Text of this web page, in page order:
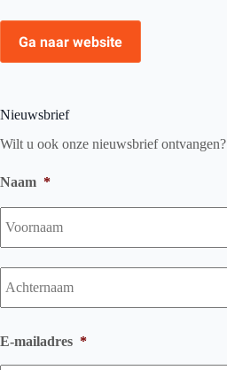
Ga naar website
Nieuwsbrief
Wilt u ook onze nieuwsbrief ontvangen?
Naam *
E-mailadres *